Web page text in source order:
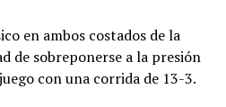
en ambos costados de la
de sobreponerse a la presión
con una corrida de 13-3.